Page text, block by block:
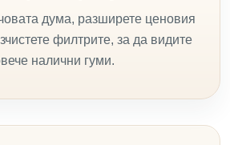
дума, разширете ценовия
филтрите, за да видите
налични гуми.